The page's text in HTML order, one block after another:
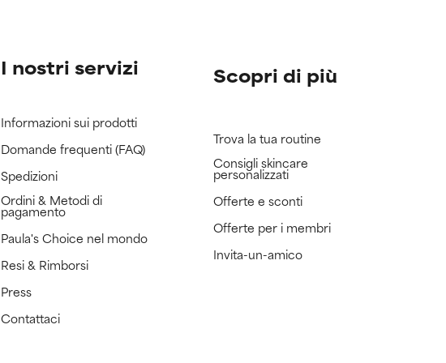
I nostri servizi
Informazioni sui prodotti
Domande frequenti (FAQ)
Spedizioni
Ordini & Metodi di
pagamento
Paula's Choice nel mondo
Resi & Rimborsi
Press
Contattaci
Scopri di più
Trova la tua routine
Consigli skincare
personalizzati
Offerte e sconti
Offerte per i membri
Invita-un-amico